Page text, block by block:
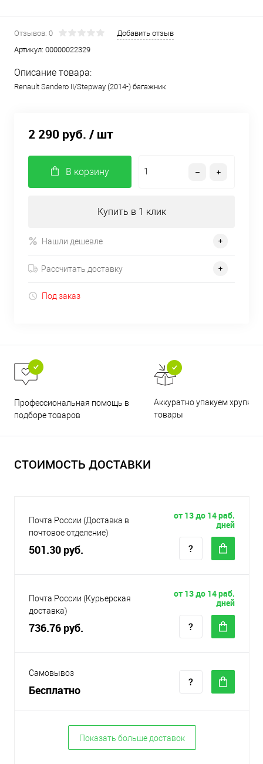
Отзывов: 0
Добавить отзыв
Артикул: 00000022329
Описание товара:
Renault Sandero II/Stepway (2014-) багажник
2 290 руб. / шт
В корзину
Купить в 1 клик
Нашли дешевле
Рассчитать доставку
Под заказ
Профессиональная помощь в
подборе товаров
Аккуратно упакуем хрупкие
товары
СТОИМОСТЬ ДОСТАВКИ
Почта России (Доставка в
почтовое отделение)
501.30 руб.
от 13 до 14 раб.
дней
Почта России (Курьерская
доставка)
736.76 руб.
от 13 до 14 раб.
дней
Самовывоз
Бесплатно
Показать больше доставок